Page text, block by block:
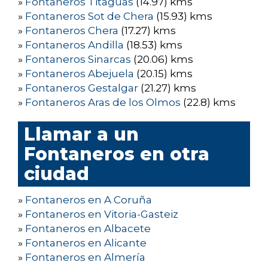
» Fontaneros Sot de Chera (15.93) kms
» Fontaneros Chera (17.27) kms
» Fontaneros Andilla (18.53) kms
» Fontaneros Sinarcas (20.06) kms
» Fontaneros Abejuela (20.15) kms
» Fontaneros Gestalgar (21.27) kms
» Fontaneros Aras de los Olmos (22.8) kms
Llamar a un
Fontaneros en otra
ciudad
» Fontaneros en A Coruña
» Fontaneros en Vitoria-Gasteiz
» Fontaneros en Albacete
» Fontaneros en Alicante
» Fontaneros en Almería